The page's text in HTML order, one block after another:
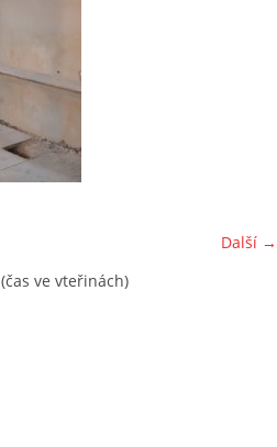
Další →
(čas ve vteřinách)